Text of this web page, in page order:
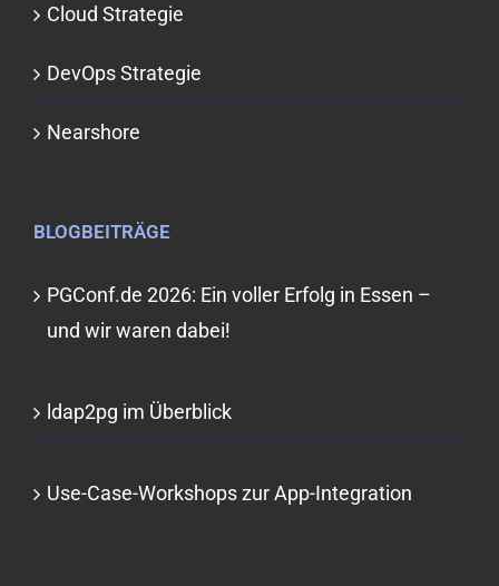
Cloud Strategie
DevOps Strategie
Nearshore
BLOGBEITRÄGE
PGConf.de 2026: Ein voller Erfolg in Essen –
und wir waren dabei!
ldap2pg im Überblick
Use-Case-Workshops zur App-Integration